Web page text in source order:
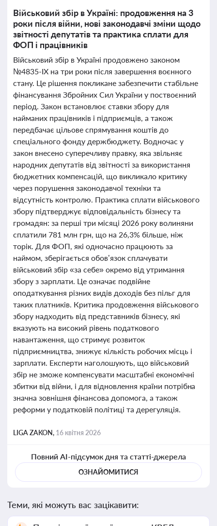
Військовий збір в Україні: продовження на 3
роки після війни, нові законодавчі зміни щодо
звітності депутатів та практика сплати для
ФОП і працівників
Військовий збір в Україні продовжено законом
№4835-IX на три роки після завершення воєнного
стану. Це рішення покликане забезпечити стабільне
фінансування Збройних Сил України у поствоєнний
період. Закон встановлює ставки збору для
найманих працівників і підприємців, а також
передбачає цільове спрямування коштів до
спеціального фонду держбюджету. Водночас у
закон внесено суперечливу правку, яка звільняє
народних депутатів від звітності за використання
бюджетних компенсацій, що викликало критику
через порушення законодавчої техніки та
відсутність контролю. Практика сплати військового
збору підтверджує відповідальність бізнесу та
громадян: за перші три місяці 2026 року волиняни
сплатили 781 млн грн, що на 26,3% більше, ніж
торік. Для ФОП, які одночасно працюють за
наймом, зберігається обов’язок сплачувати
військовий збір «за себе» окремо від утримання
збору з зарплати. Це означає подвійне
оподаткування різних видів доходів без пільг для
таких платників. Критика продовження військового
збору надходить від представників бізнесу, які
вказують на високий рівень податкового
навантаження, що стримує розвиток
підприємництва, знижує кількість робочих місць і
зарплати. Експерти наголошують, що військовий
збір не зможе компенсувати масштабні економічні
збитки від війни, і для відновлення країни потрібна
значна зовнішня фінансова допомога, а також
реформи у податковій політиці та дерегуляція.
LIGA ZAKON, 16 квітня 2026
Повний AI-підсумок дня та статті-джерела
ОЗНАЙОМИТИСЯ
Теми, які можуть вас зацікавити: